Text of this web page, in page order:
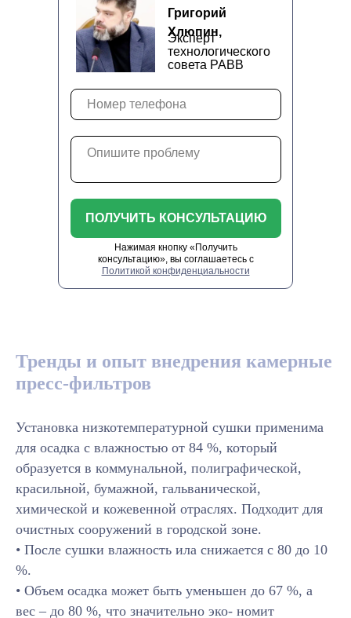
ПОЛУЧИТЬ КОНСУЛЬТАЦИЮ
Нажимая кнопку «Получить
консультацию», вы соглашаетесь с
Политикой конфиденциальности
Эксперт
технологического
совета РАВВ
Григорий
Хлюпин,
Тренды и опыт внедрения камерные
пресс-фильтров
Установка низкотемпературной сушки применима
для осадка с влажностью от 84 %, который
образуется в коммунальной, полиграфической,
красильной, бумажной, гальванической,
химической и кожевенной отраслях. Подходит для
очистных сооружений в городской зоне.
• После сушки влажность ила снижается с 80 до 10
%.
• Объем осадка может быть уменьшен до 67 %, а
вес – до 80 %, что значительно эко- номит